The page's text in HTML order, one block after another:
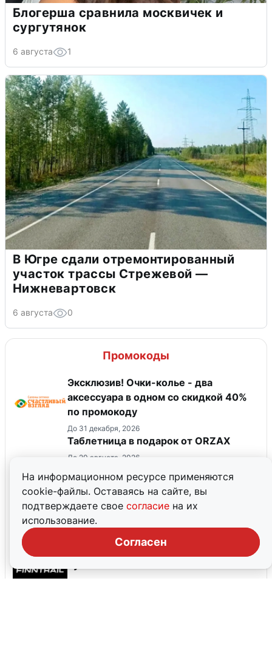
На информационном ресурсе применяются
cookie-файлы. Оставаясь на сайте, вы
подтверждаете свое согласие на их
использование.
Согласен
Блогерша сравнила москвичек и
сургутянок
6 августа 1
В Югре сдали отремонтированный
участок трассы Стрежевой —
Нижневартовск
6 августа 0
Промокоды
Эксклюзив! Очки-колье - два
аксессуара в одном со скидкой 40%
по промокоду
До 31 декабря, 2026
Таблетница в подарок от ORZAX
До 20 августа, 2026
Скидка 5% на первый заказ
До 31 августа, 2026
Новая коллекция для труизма и